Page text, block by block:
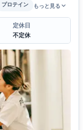
プロテイン もっと見る
定休日
不定休